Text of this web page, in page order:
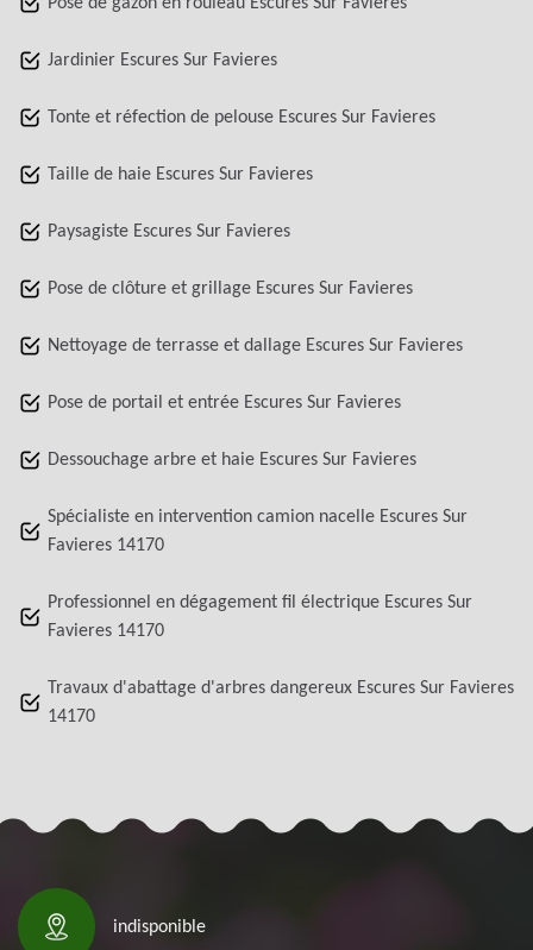
Pose de gazon en rouleau Escures Sur Favieres
Jardinier Escures Sur Favieres
Tonte et réfection de pelouse Escures Sur Favieres
Taille de haie Escures Sur Favieres
Paysagiste Escures Sur Favieres
Pose de clôture et grillage Escures Sur Favieres
Nettoyage de terrasse et dallage Escures Sur Favieres
Pose de portail et entrée Escures Sur Favieres
Dessouchage arbre et haie Escures Sur Favieres
Spécialiste en intervention camion nacelle Escures Sur
Favieres 14170
Professionnel en dégagement fil électrique Escures Sur
Favieres 14170
Travaux d'abattage d'arbres dangereux Escures Sur Favieres
14170
indisponible